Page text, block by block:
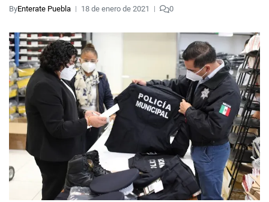
ByEnterate Puebla 18 de enero de 2021 0